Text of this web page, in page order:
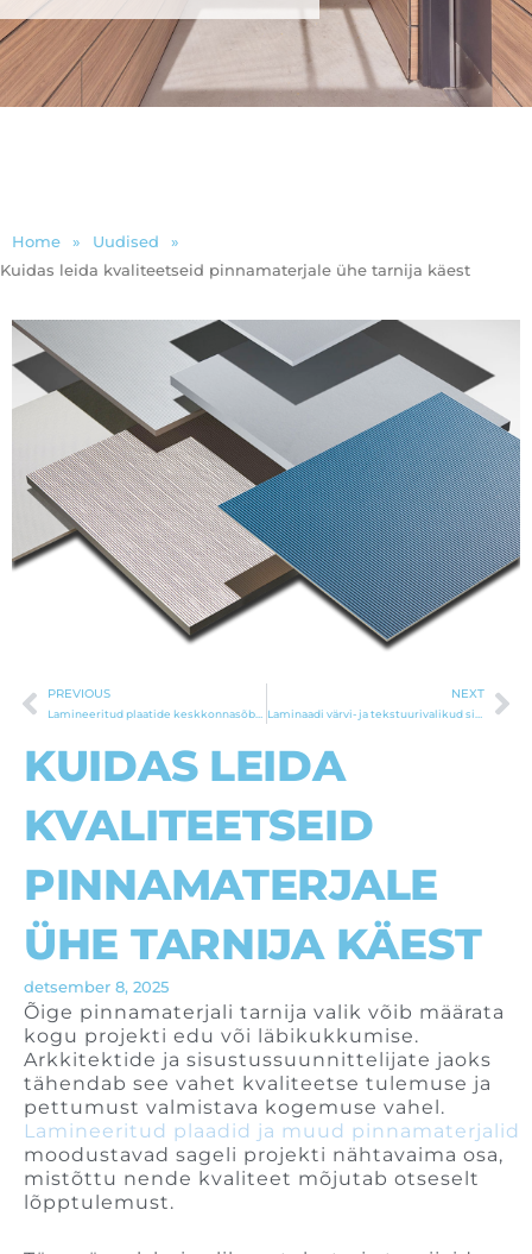
Home » Uudised
»
Kuidas leida kvaliteetseid pinnamaterjale ühe tarnija käest
Prev
PREVIOUS
Lamineeritud plaatide keskkonnasõbralikkus ja säästvad valikud
NEXT
Laminaadi värvi- ja tekstuurivalikud sisekujunduses
KUIDAS LEIDA
KVALITEETSEID
PINNAMATERJALE
ÜHE TARNIJA KÄEST
detsember 8, 2025
Õige pinnamaterjali tarnija valik võib määrata
kogu projekti edu või läbikukkumise.
Arkkitektide ja sisustussuunnittelijate jaoks
tähendab see vahet kvaliteetse tulemuse ja
pettumust valmistava kogemuse vahel.
Lamineeritud plaadid ja muud pinnamaterjalid
moodustavad sageli projekti nähtavaima osa,
mistõttu nende kvaliteet mõjutab otseselt
lõpptulemust.